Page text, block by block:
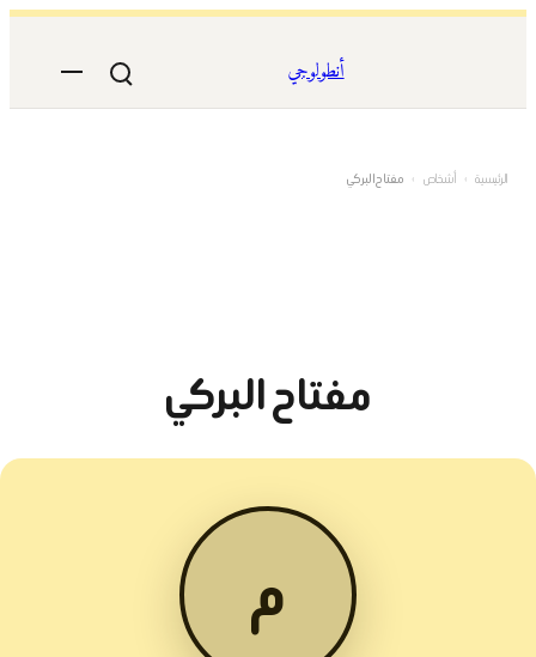
المحتوى
أنطولوجي
الرئيسية › أشخاص › مفتاح البركي
مفتاح البركي
م